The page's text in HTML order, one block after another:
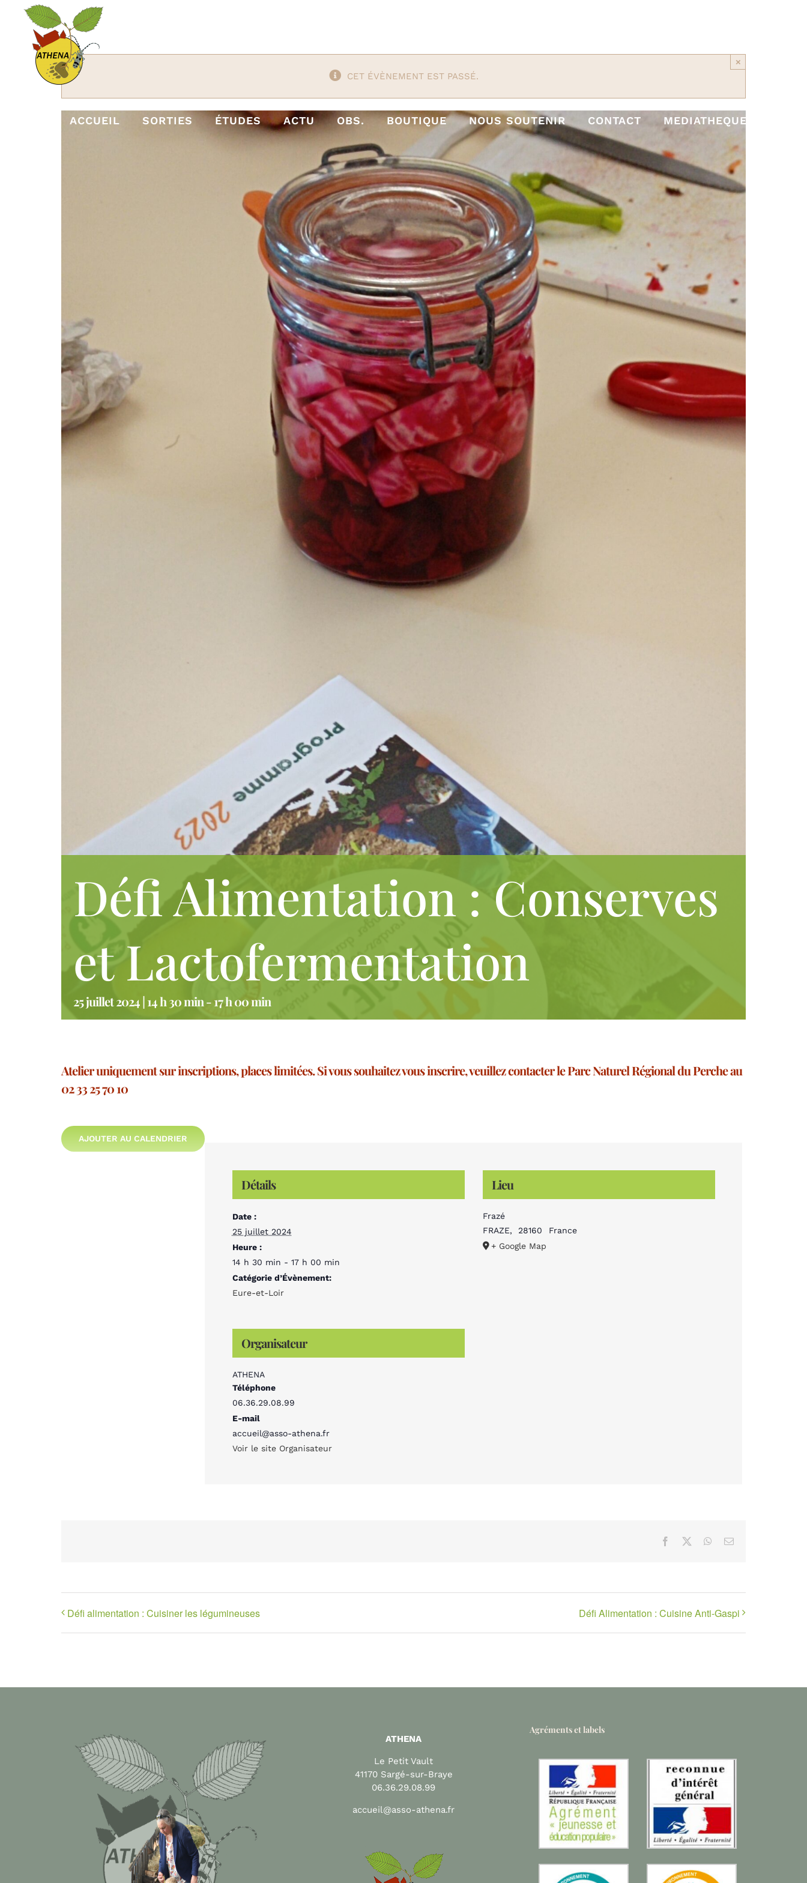
Passer
contenu
ACCUEIL SORTIES ÉTUDES ACTU OBS. BOUTIQUE NOUS SOUTENIR CONTACT MEDIATHEQUE
CET ÉVÈNEMENT EST PASSÉ.
×
Défi Alimentation : Conserves
et Lactofermentation
25 juillet 2024 | 14 h 30 min-17 h 00 min
Atelier uniquement sur inscriptions, places limitées. Si vous souhaitez vous inscrire, veuillez contacter le Parc Naturel Régional du Perche au
02 33 25 70 10
AJOUTER AU CALENDRIER
Détails
Date :
25 juillet 2024
Heure :
14 h 30 min - 17 h 00 min
Catégorie d’Évènement:
Eure-et-Loir
Organisateur
ATHENA
Téléphone
06.36.29.08.99
E-mail
accueil@asso-athena.fr
Voir le site Organisateur
Lieu
Frazé
FRAZE, 28160
France
+ Google Map
Facebook WhatsApp
Email
Défi alimentation : Cuisiner les légumineuses Défi Alimentation : Cuisine Anti-Gaspi
ATHENA
Le Petit Vault
41170 Sargé-sur-Braye
06.36.29.08.99
accueil@asso-athena.fr
Agréments et labels